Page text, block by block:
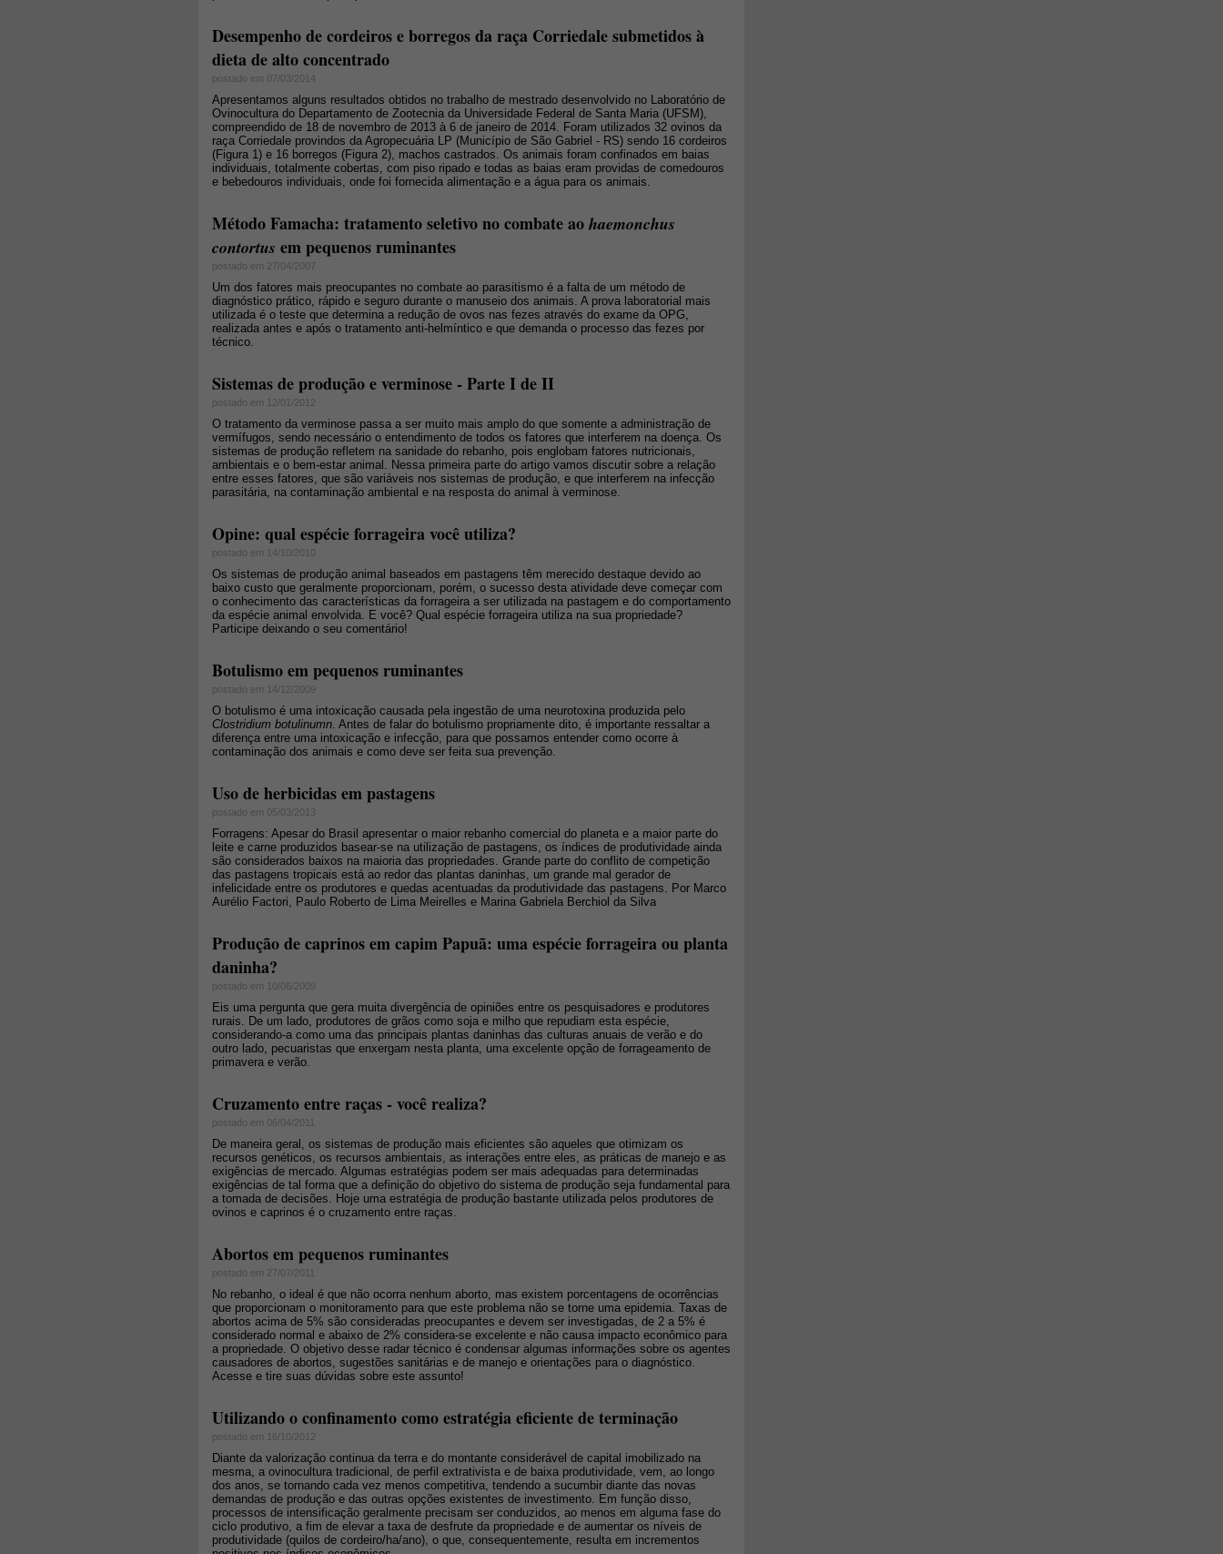
Desempenho de cordeiros e borregos da raça Corriedale submetidos à
dieta de alto concentrado
postado em 07/03/2014
Apresentamos alguns resultados obtidos no trabalho de mestrado desenvolvido no Laboratório de
Ovinocultura do Departamento de Zootecnia da Universidade Federal de Santa Maria (UFSM),
compreendido de 18 de novembro de 2013 à 6 de janeiro de 2014. Foram utilizados 32 ovinos da
raça Corriedale provindos da Agropecuária LP (Município de São Gabriel - RS) sendo 16 cordeiros
(Figura 1) e 16 borregos (Figura 2), machos castrados. Os animais foram confinados em baias
individuais, totalmente cobertas, com piso ripado e todas as baias eram providas de comedouros
e bebedouros individuais, onde foi fornecida alimentação e a água para os animais.
Método Famacha: tratamento seletivo no combate ao haemonchus
contortus em pequenos ruminantes
postado em 27/04/2007
Um dos fatores mais preocupantes no combate ao parasitismo é a falta de um método de
diagnóstico prático, rápido e seguro durante o manuseio dos animais. A prova laboratorial mais
utilizada é o teste que determina a redução de ovos nas fezes através do exame da OPG,
realizada antes e após o tratamento anti-helmíntico e que demanda o processo das fezes por
técnico.
Sistemas de produção e verminose - Parte I de II
postado em 12/01/2012
O tratamento da verminose passa a ser muito mais amplo do que somente a administração de
vermífugos, sendo necessário o entendimento de todos os fatores que interferem na doença. Os
sistemas de produção refletem na sanidade do rebanho, pois englobam fatores nutricionais,
ambientais e o bem-estar animal. Nessa primeira parte do artigo vamos discutir sobre a relação
entre esses fatores, que são variáveis nos sistemas de produção, e que interferem na infecção
parasitária, na contaminação ambiental e na resposta do animal à verminose.
Opine: qual espécie forrageira você utiliza?
postado em 14/10/2010
Os sistemas de produção animal baseados em pastagens têm merecido destaque devido ao
baixo custo que geralmente proporcionam, porém, o sucesso desta atividade deve começar com
o conhecimento das características da forrageira a ser utilizada na pastagem e do comportamento
da espécie animal envolvida. E você? Qual espécie forrageira utiliza na sua propriedade?
Participe deixando o seu comentário!
Botulismo em pequenos ruminantes
postado em 14/12/2009
O botulismo é uma intoxicação causada pela ingestão de uma neurotoxina produzida pelo
Clostridium botulinumn. Antes de falar do botulismo propriamente dito, é importante ressaltar a
diferença entre uma intoxicação e infecção, para que possamos entender como ocorre à
contaminação dos animais e como deve ser feita sua prevenção.
Uso de herbicidas em pastagens
postado em 05/03/2013
Forragens: Apesar do Brasil apresentar o maior rebanho comercial do planeta e a maior parte do
leite e carne produzidos basear-se na utilização de pastagens, os índices de produtividade ainda
são considerados baixos na maioria das propriedades. Grande parte do conflito de competição
das pastagens tropicais está ao redor das plantas daninhas, um grande mal gerador de
infelicidade entre os produtores e quedas acentuadas da produtividade das pastagens. Por Marco
Aurélio Factori, Paulo Roberto de Lima Meirelles e Marina Gabriela Berchiol da Silva
Produção de caprinos em capim Papuã: uma espécie forrageira ou planta
daninha?
postado em 10/06/2009
Eis uma pergunta que gera muita divergência de opiniões entre os pesquisadores e produtores
rurais. De um lado, produtores de grãos como soja e milho que repudiam esta espécie,
considerando-a como uma das principais plantas daninhas das culturas anuais de verão e do
outro lado, pecuaristas que enxergam nesta planta, uma excelente opção de forrageamento de
primavera e verão.
Cruzamento entre raças - você realiza?
postado em 06/04/2011
De maneira geral, os sistemas de produção mais eficientes são aqueles que otimizam os
recursos genéticos, os recursos ambientais, as interações entre eles, as práticas de manejo e as
exigências de mercado. Algumas estratégias podem ser mais adequadas para determinadas
exigências de tal forma que a definição do objetivo do sistema de produção seja fundamental para
a tomada de decisões. Hoje uma estratégia de produção bastante utilizada pelos produtores de
ovinos e caprinos é o cruzamento entre raças.
Abortos em pequenos ruminantes
postado em 27/07/2011
No rebanho, o ideal é que não ocorra nenhum aborto, mas existem porcentagens de ocorrências
que proporcionam o monitoramento para que este problema não se torne uma epidemia. Taxas de
abortos acima de 5% são consideradas preocupantes e devem ser investigadas, de 2 a 5% é
considerado normal e abaixo de 2% considera-se excelente e não causa impacto econômico para
a propriedade. O objetivo desse radar técnico é condensar algumas informações sobre os agentes
causadores de abortos, sugestões sanitárias e de manejo e orientações para o diagnóstico.
Acesse e tire suas dúvidas sobre este assunto!
Utilizando o confinamento como estratégia eficiente de terminação
postado em 16/10/2012
Diante da valorização continua da terra e do montante considerável de capital imobilizado na
mesma, a ovinocultura tradicional, de perfil extrativista e de baixa produtividade, vem, ao longo
dos anos, se tornando cada vez menos competitiva, tendendo a sucumbir diante das novas
demandas de produção e das outras opções existentes de investimento. Em função disso,
processos de intensificação geralmente precisam ser conduzidos, ao menos em alguma fase do
ciclo produtivo, a fim de elevar a taxa de desfrute da propriedade e de aumentar os níveis de
produtividade (quilos de cordeiro/ha/ano), o que, consequentemente, resulta em incrementos